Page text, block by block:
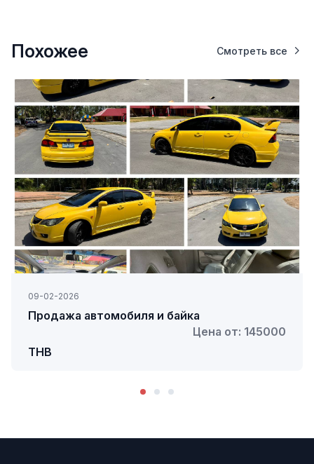
Похожее Смотреть все
09-02-2026
Продажа автомобиля и байка
Цена от: 145000
THB